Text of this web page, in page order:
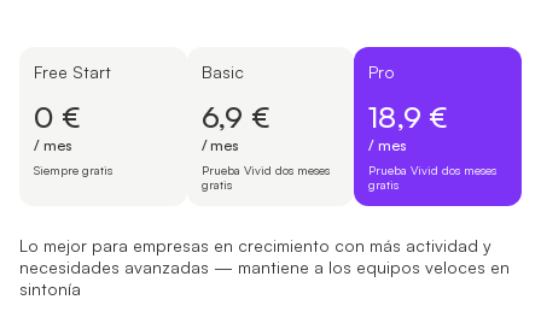
Free Start
0 €
/ mes
Siempre gratis
Basic
6,9 €
/ mes
Prueba Vivid dos meses
gratis
Pro
18,9 €
/ mes
Prueba Vivid dos meses
gratis
Lo mejor para empresas en crecimiento con más actividad y
necesidades avanzadas — mantiene a los equipos veloces en
sintonía